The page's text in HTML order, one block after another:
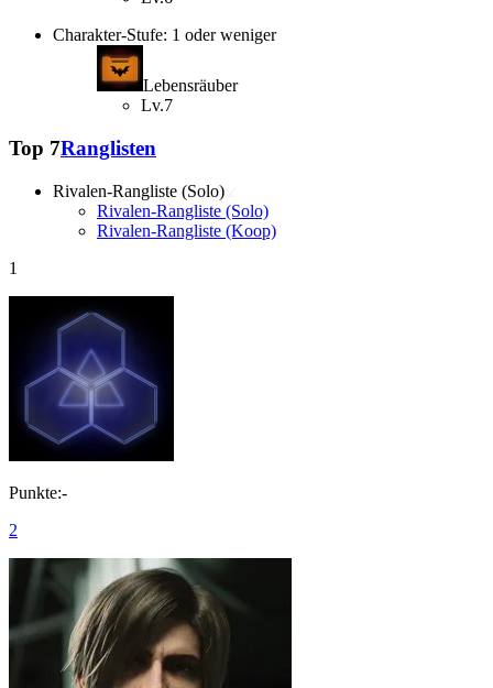
Charakter-Stufe: 1 oder weniger
Lebensräuber
Lv.7
Top 7Ranglisten
Rivalen-Rangliste (Solo)
Rivalen-Rangliste (Solo)
Rivalen-Rangliste (Koop)
1
Punkte:-
2